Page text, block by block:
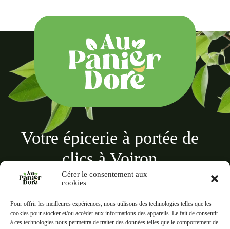
Gérer le consentement aux
cookies
Pour offrir les meilleures expériences, nous utilisons des technologies telles que les
cookies pour stocker et/ou accéder aux informations des appareils. Le fait de consentir
à ces technologies nous permettra de traiter des données telles que le comportement de
Votre épicerie à portée de
clics à Voiron
Au panier doré